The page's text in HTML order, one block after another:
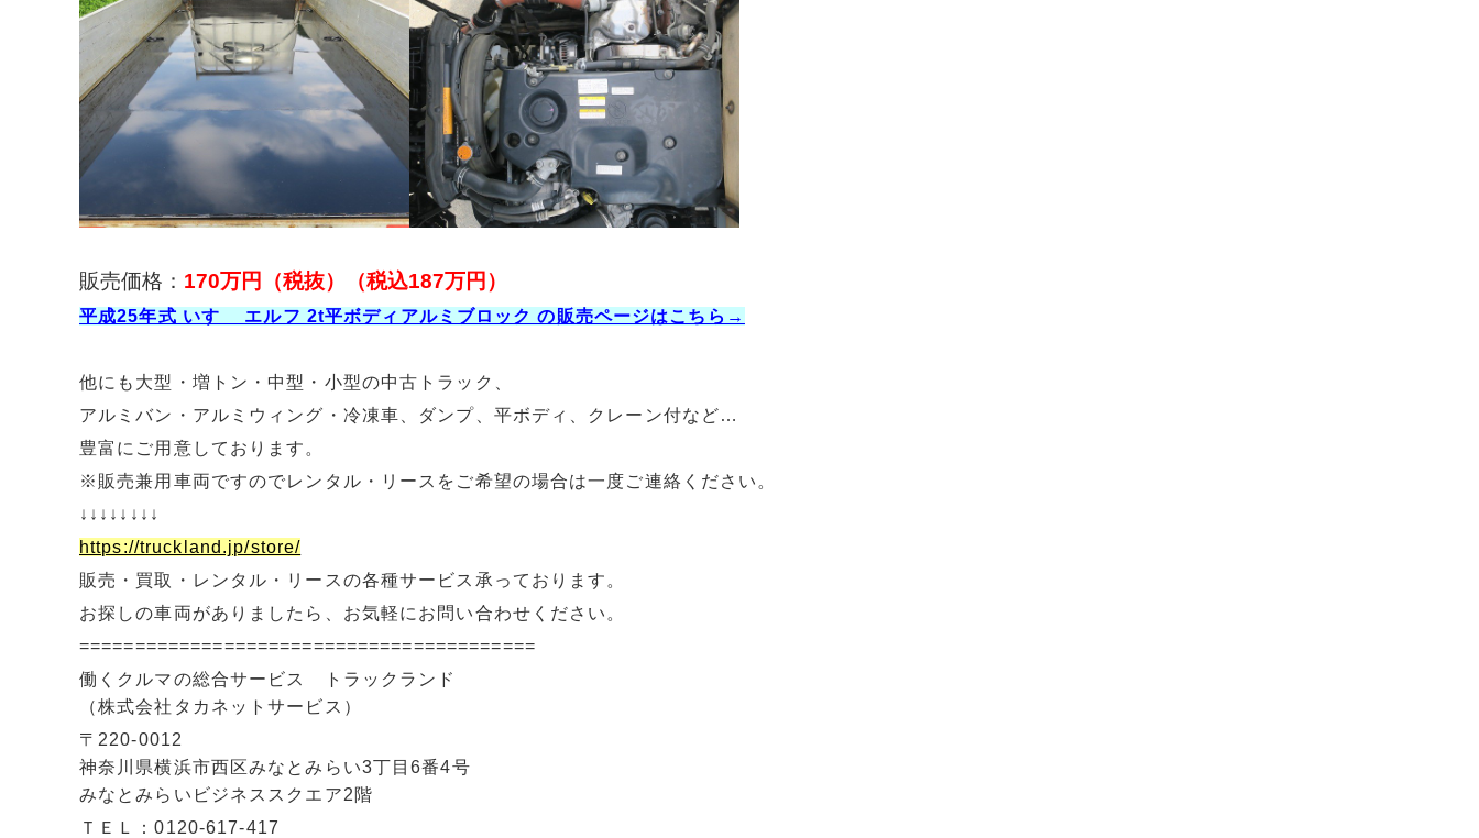
販売価格： 170万円（税抜）（税込187万円）
平成25年式 いすゞ エルフ 2t平ボディアルミブロック の販売ページはこちら→
他にも大型・増トン・中型・小型の中古トラック、
アルミバン・アルミウィング・冷凍車、ダンプ、平ボディ、クレーン付など…
豊富にご用意しております。
※販売兼用車両ですのでレンタル・リースをご希望の場合は一度ご連絡ください。
↓↓↓↓↓↓↓↓
https://truckland.jp/store/
販売・買取・レンタル・リースの各種サービス承っております。
お探しの車両がありましたら、お気軽にお問い合わせください。
=========================================
働くクルマの総合サービス トラックランド
（株式会社タカネットサービス）
〒220-0012
神奈川県横浜市西区みなとみらい3丁目6番4号
みなとみらいビジネススクエア2階
ＴＥＬ：0120-617-417